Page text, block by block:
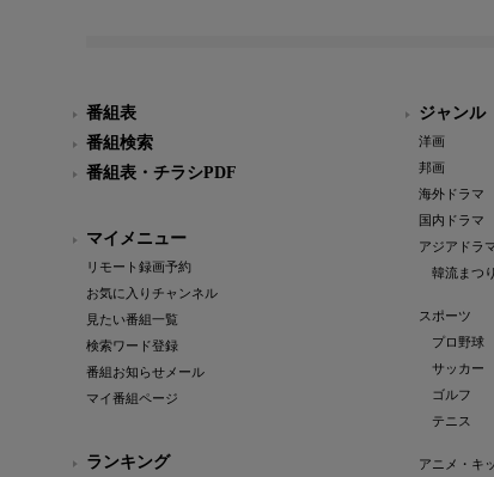
番組表
番組検索
番組表・チラシPDF
マイメニュー
リモート録画予約
お気に入りチャンネル
見たい番組一覧
検索ワード登録
番組お知らせメール
マイ番組ページ
ランキング
ジャンル
洋画
邦画
海外ドラマ
国内ドラマ
アジアドラ
韓流まつり
スポーツ
プロ野球
サッカー
ゴルフ
テニス
アニメ・キ